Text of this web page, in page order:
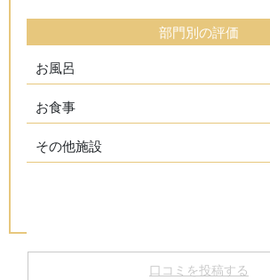
部門別の評価
お風呂
お食事
その他施設
口コミを投稿する